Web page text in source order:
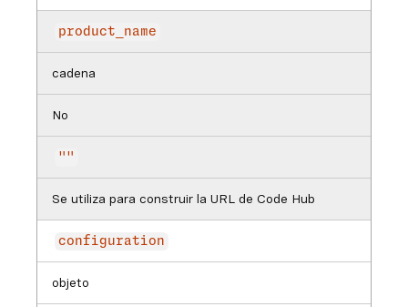
product_name
cadena
No
""
Se utiliza para construir la URL de Code Hub
configuration
objeto